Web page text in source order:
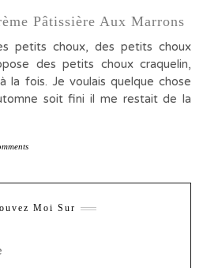
Pâtissière Aux Marrons
petits choux, des petits choux
des petits choux craquelin,
la fois. Je voulais quelque chose
soit fini il me restait de la
Moi Sur